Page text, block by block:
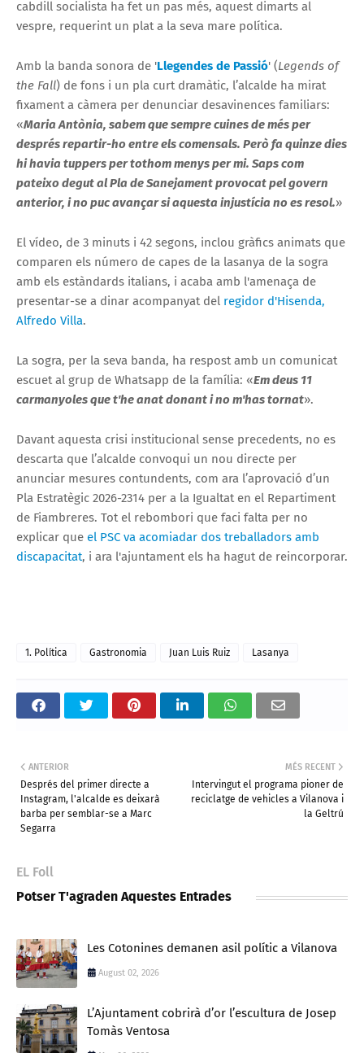
cabdill socialista ha fet un pas més, aquest dimarts al
vespre, requerint un plat a la seva mare política.
Amb la banda sonora de 'Llegendes de Passió' (Legends of
the Fall) de fons i un pla curt dramàtic, l’alcalde ha mirat
fixament a càmera per denunciar desavinences familiars:
«Maria Antònia, sabem que sempre cuines de més per
després repartir-ho entre els comensals. Però fa quinze dies
hi havia tuppers per tothom menys per mi. Saps com
pateixo degut al Pla de Sanejament provocat pel govern
anterior, i no puc avançar si aquesta injustícia no es resol.»
El vídeo, de 3 minuts i 42 segons, inclou gràfics animats que
comparen els número de capes de la lasanya de la sogra
amb els estàndards italians, i acaba amb l'amenaça de
presentar-se a dinar acompanyat del regidor d'Hisenda,
Alfredo Villa.
La sogra, per la seva banda, ha respost amb un comunicat
escuet al grup de Whatsapp de la família: «Em deus 11
carmanyoles que t'he anat donant i no m'has tornat».
Davant aquesta crisi institucional sense precedents, no es
descarta que l’alcalde convoqui un nou directe per
anunciar mesures contundents, com ara l’aprovació d’un
Pla Estratègic 2026-2314 per a la Igualtat en el Repartiment
de Fiambreres. Tot el rebombori que faci falta per no
explicar que el PSC va acomiadar dos treballadors amb
discapacitat, i ara l'ajuntament els ha hagut de reincorporar.
1. Política Gastronomia Juan Luis Ruiz Lasanya
MÉS RECENT
Intervingut el programa pioner de
reciclatge de vehicles a Vilanova i
la Geltrú
ANTERIOR
Després del primer directe a
Instagram, l'alcalde es deixarà
barba per semblar-se a Marc
Segarra
EL Foll
Potser T'agraden Aquestes Entrades
Les Cotonines demanen asil polític a Vilanova
August 02, 2026
L’Ajuntament cobrirà d’or l’escultura de Josep
Tomàs Ventosa